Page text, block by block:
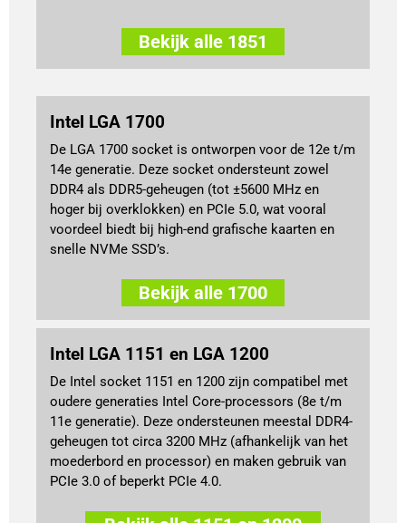
Bekijk alle 1851
Intel LGA 1700
De LGA 1700 socket is ontworpen voor de 12e t/m
14e generatie. Deze socket ondersteunt zowel
DDR4 als DDR5-geheugen (tot ±5600 MHz en
hoger bij overklokken) en PCIe 5.0, wat vooral
voordeel biedt bij high-end grafische kaarten en
snelle NVMe SSD’s.
Bekijk alle 1700
Intel LGA 1151 en LGA 1200
De Intel socket 1151 en 1200 zijn compatibel met
oudere generaties Intel Core-processors (8e t/m
11e generatie). Deze ondersteunen meestal DDR4-
geheugen tot circa 3200 MHz (afhankelijk van het
moederbord en processor) en maken gebruik van
PCIe 3.0 of beperkt PCIe 4.0.